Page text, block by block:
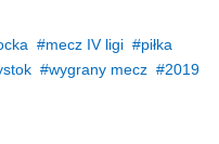
mecz IV ligi
piłka
wygrany mecz
2019